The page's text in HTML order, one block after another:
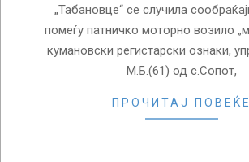
„Табановце“ се случила
помеѓу патничко моторно возило
кумановски регистарски ознаки,
М.Б.(61) од с.Сопот,
ПРОЧИТАЈ ПОВЕЌЕ